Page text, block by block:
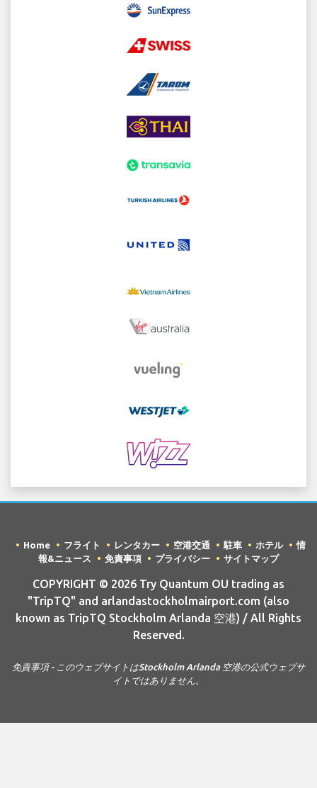
Home フライト レンタカー 空港交通 駐車 ホテル
情
報&ニュース
免責事項 プライバシー サイトマップ
COPYRIGHT © 2026 Try Quantum OU trading as
"TripTQ" and arlandastockholmairport.com (also
known as TripTQ Stockholm Arlanda 空港) / All Rights
Reserved.
免責事項 - このウェブサイトはStockholm Arlanda 空港の公式ウェブサ
イトではありません。